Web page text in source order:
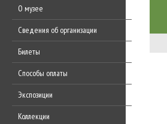
О музее
Сведения об организации
Билеты
Способы оплаты
Экспозиции
Коллекции